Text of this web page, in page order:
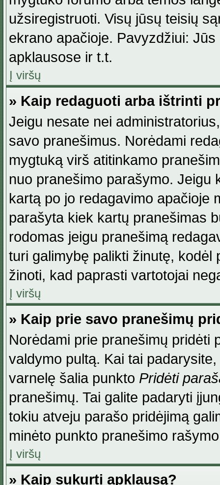
užsiregistruoti. Visų jūsų teisių
ekrano apačioje. Pavyzdžiui:
apklausose ir t.t.
Į viršų
» Kaip redaguoti arba ištrinti
Jeigu nesate nei
savo pranešimus. Norėdami
mygtuką virš atitinkamo
nuo pranešimo parašymo. Jeigu
kartą po jo redagavimo apačioje
parašyta kiek kartų pranešimas
rodomas jeigu pranešimą
turi galimybę palikti žinutę, kodėl
žinoti, kad paprasti vartotojai
Į viršų
» Kaip prie savo pranešimų
Norėdami prie pranešimų pridėti
valdymo pultą. Kai tai
varnelę šalia punkto Pridėti
pranešimų. Tai galite padaryti
tokiu atveju parašo pridėjimą
minėto punkto pranešimo
Į viršų
» Kaip sukurti apklausą?